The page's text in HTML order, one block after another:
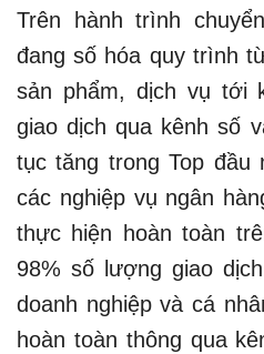
Trên hành trình
đang số hóa quy trình
sản phẩm, dịch vụ tới
giao dịch qua kênh số
tục tăng trong Top đầu
các nghiệp vụ ngân
thực hiện hoàn toàn
98% số lượng giao
doanh nghiệp và cá
hoàn toàn thông qua